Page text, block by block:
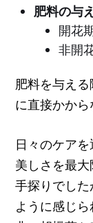
肥料の与
開花
非開
肥料を与え
に直接かから
日々のケア
美しさを最
手探りでし
ように感じ